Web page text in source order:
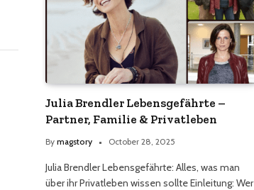
Julia Brendler Lebensgefährte –
Partner, Familie & Privatleben
By magstory October 28, 2025
Julia Brendler Lebensgefährte: Alles, was man
über ihr Privatleben wissen sollte Einleitung: Wer